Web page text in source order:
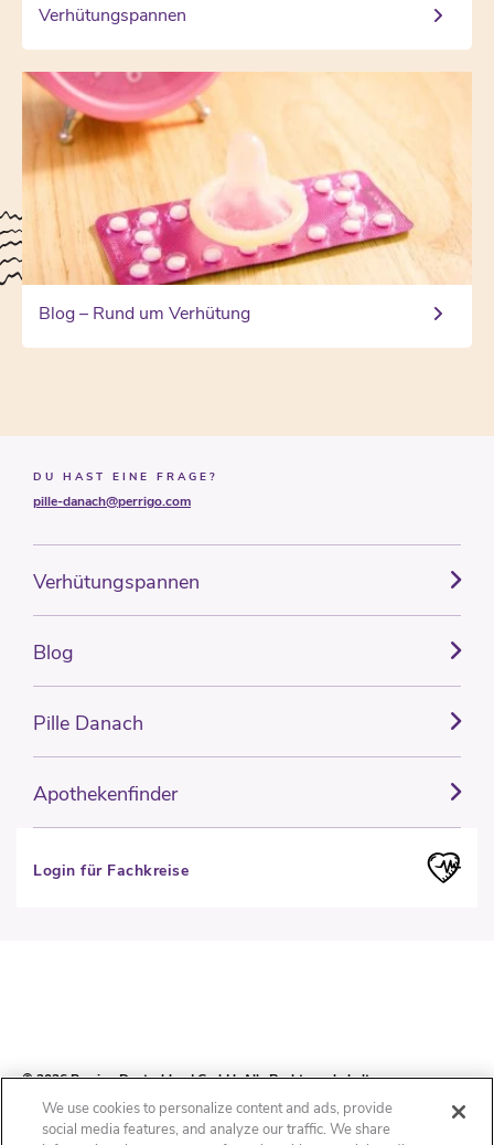
Verhütungspannen
Blog – Rund um Verhütung
DU HAST EINE FRAGE?
pille-danach@perrigo.com
Verhütungspannen
Blog
Pille Danach
Apothekenfinder
Login für Fachkreise
© 2026 Perrigo Deutschland GmbH. Alle Rechte vorbehalten.
We use cookies to personalize content and ads, provide
social media features, and analyze our traffic. We share